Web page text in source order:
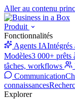
Aller au contenu
Produit
Fonctionnalités
Agents IAIntégrés
Modèles3 000+ prêts
tâches, workflows
Communication
connaissances
Explorer